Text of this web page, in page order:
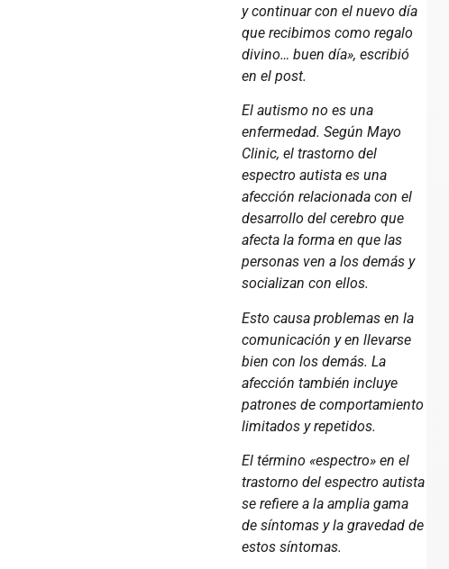
y continuar con el nuevo día
que recibimos como regalo
divino… buen día», escribió
en el post.
El autismo no es una
enfermedad. Según Mayo
Clinic, el trastorno del
espectro autista es una
afección relacionada con el
desarrollo del cerebro que
afecta la forma en que las
personas ven a los demás y
socializan con ellos.
Esto causa problemas en la
comunicación y en llevarse
bien con los demás. La
afección también incluye
patrones de comportamiento
limitados y repetidos.
El término «espectro» en el
trastorno del espectro autista
se refiere a la amplia gama
de síntomas y la gravedad de
estos síntomas.